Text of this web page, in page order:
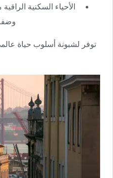
الأحياء السكنية
توفر لشبونة أسلوب حياة